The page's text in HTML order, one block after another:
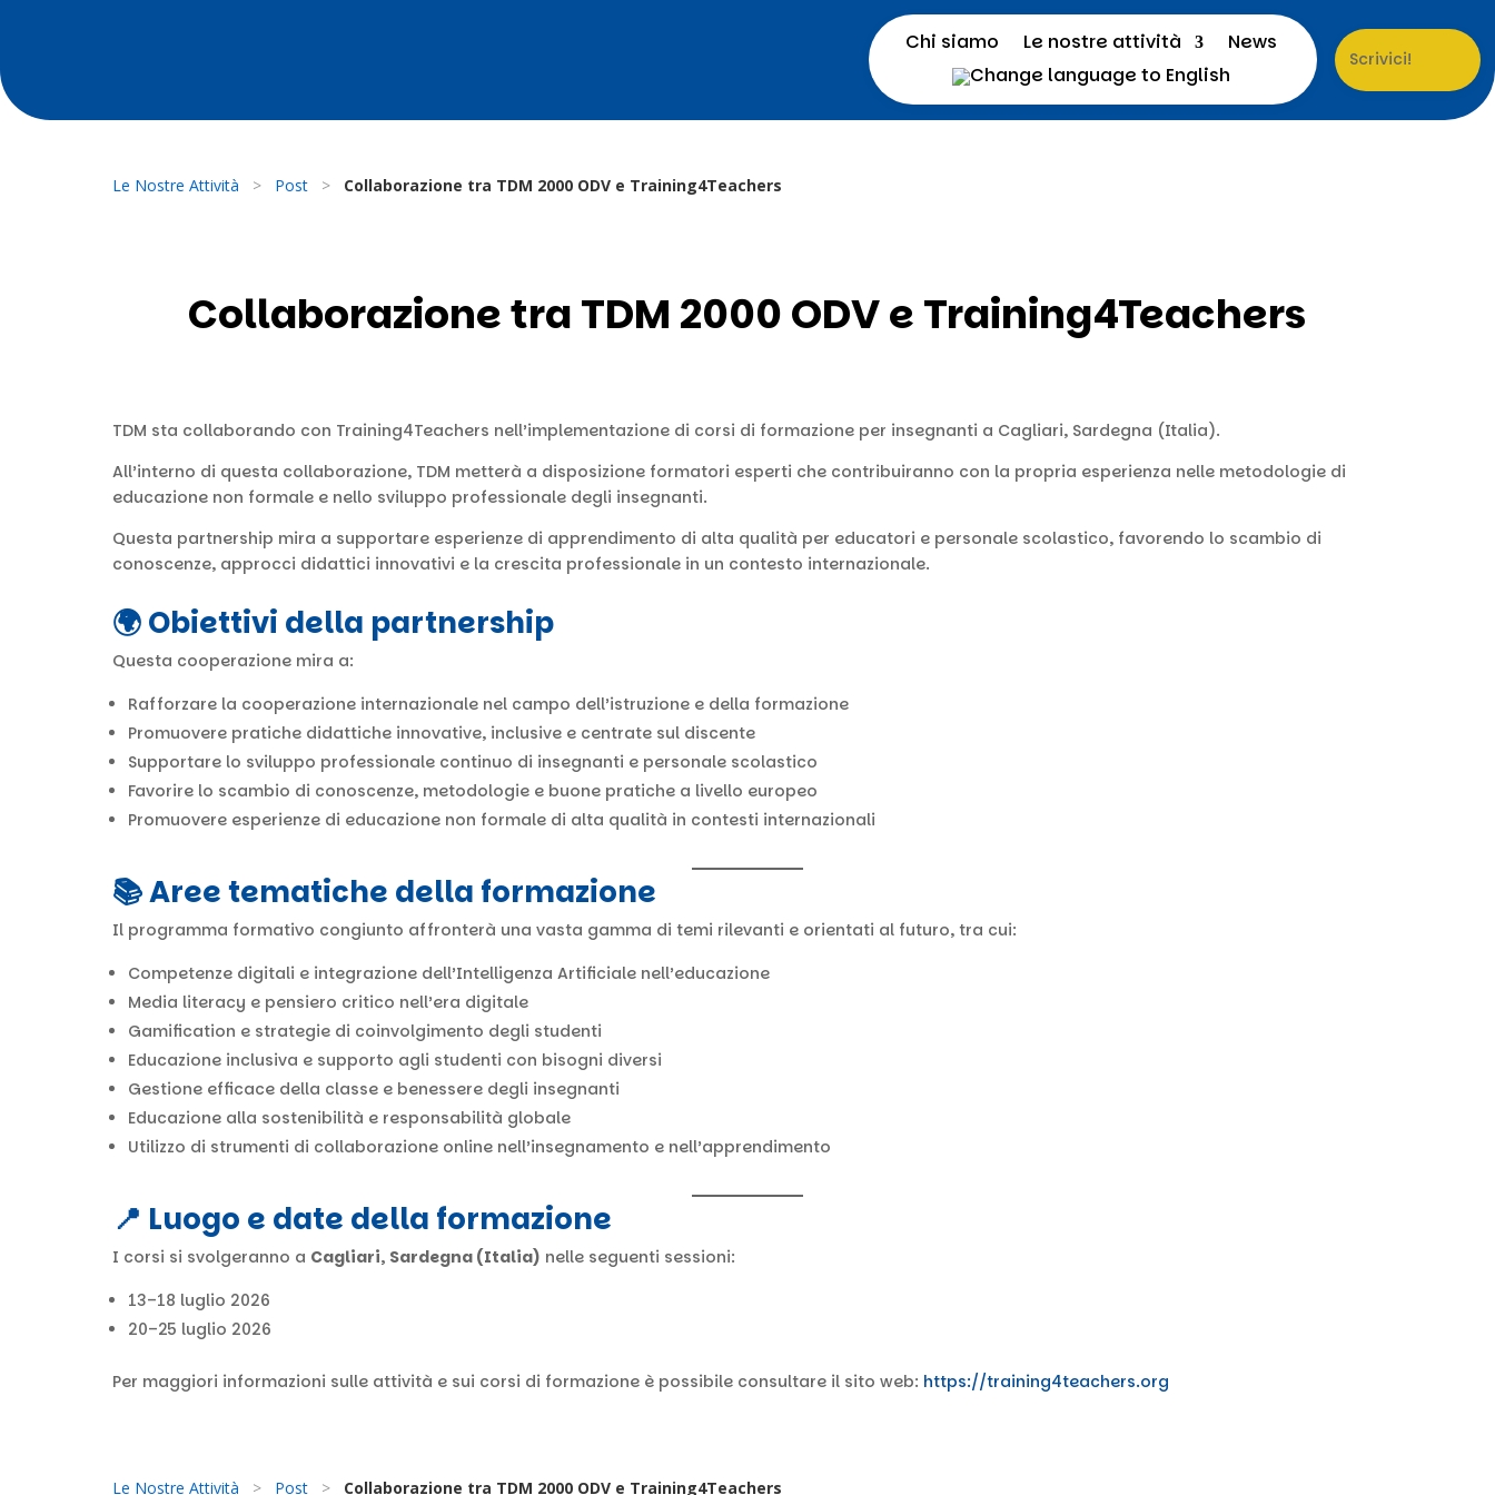
Chi siamo Le nostre attività News
Scrivici!
Le Nostre Attività > Post > Collaborazione tra TDM 2000 ODV e Training4Teachers
Collaborazione tra TDM 2000 ODV e Training4Teachers
TDM sta collaborando con Training4Teachers nell’implementazione di corsi di formazione per insegnanti a Cagliari, Sardegna (Italia).
All’interno di questa collaborazione, TDM metterà a disposizione formatori esperti che contribuiranno con la propria esperienza nelle metodologie di
educazione non formale e nello sviluppo professionale degli insegnanti.
Questa partnership mira a supportare esperienze di apprendimento di alta qualità per educatori e personale scolastico, favorendo lo scambio di
conoscenze, approcci didattici innovativi e la crescita professionale in un contesto internazionale.
🌍 Obiettivi della partnership
Questa cooperazione mira a:
Rafforzare la cooperazione internazionale nel campo dell’istruzione e della formazione
Promuovere pratiche didattiche innovative, inclusive e centrate sul discente
Supportare lo sviluppo professionale continuo di insegnanti e personale scolastico
Favorire lo scambio di conoscenze, metodologie e buone pratiche a livello europeo
Promuovere esperienze di educazione non formale di alta qualità in contesti internazionali
📚 Aree tematiche della formazione
Il programma formativo congiunto affronterà una vasta gamma di temi rilevanti e orientati al futuro, tra cui:
Competenze digitali e integrazione dell’Intelligenza Artificiale nell’educazione
Media literacy e pensiero critico nell’era digitale
Gamification e strategie di coinvolgimento degli studenti
Educazione inclusiva e supporto agli studenti con bisogni diversi
Gestione efficace della classe e benessere degli insegnanti
Educazione alla sostenibilità e responsabilità globale
Utilizzo di strumenti di collaborazione online nell’insegnamento e nell’apprendimento
📍 Luogo e date della formazione
I corsi si svolgeranno a Cagliari, Sardegna (Italia) nelle seguenti sessioni:
13–18 luglio 2026
20–25 luglio 2026
Per maggiori informazioni sulle attività e sui corsi di formazione è possibile consultare il sito web: https://training4teachers.org
Le Nostre Attività > Post > Collaborazione tra TDM 2000 ODV e Training4Teachers